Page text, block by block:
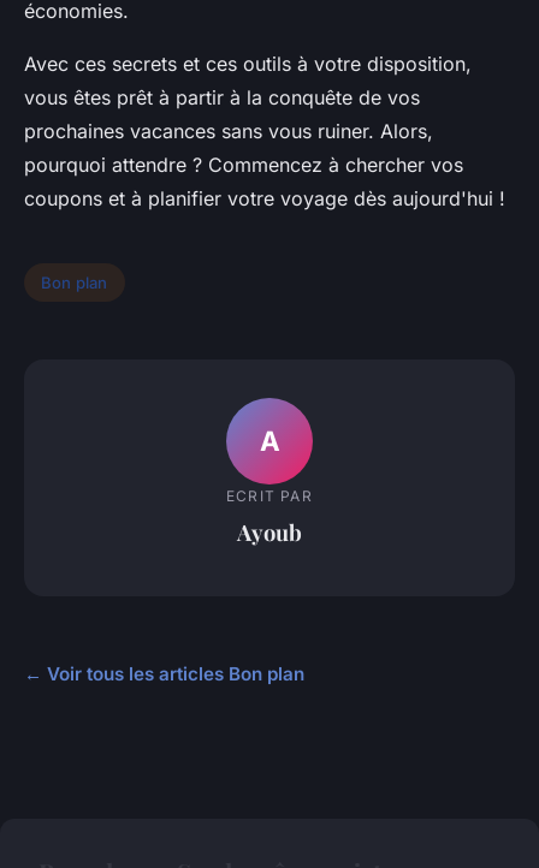
économies.
Avec ces secrets et ces outils à votre disposition,
vous êtes prêt à partir à la conquête de vos
prochaines vacances sans vous ruiner. Alors,
pourquoi attendre ? Commencez à chercher vos
coupons et à planifier votre voyage dès aujourd'hui !
Bon plan
A
ECRIT PAR
Ayoub
← Voir tous les articles Bon plan